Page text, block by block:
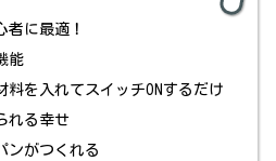
に最適！
能
を入れてスイッチONするだけ
れる幸せ
ンがつくれる